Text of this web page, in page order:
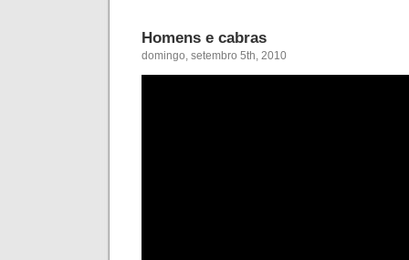
Homens e cabras
domingo, setembro 5th, 2010